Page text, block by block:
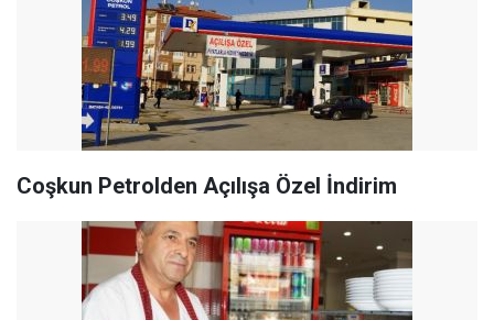
Coşkun Petrolden Açılışa Özel İndirim